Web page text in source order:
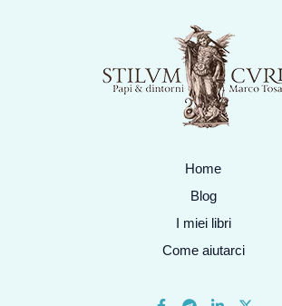
Home
Blog
I miei libri
Come aiutarci